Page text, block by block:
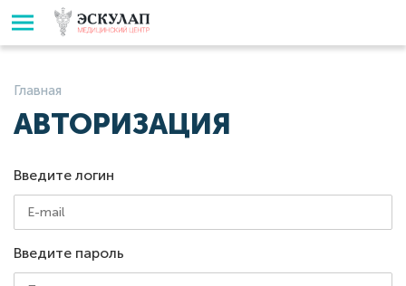
Главная
АВТОРИЗАЦИЯ
Введите логин
Введите пароль